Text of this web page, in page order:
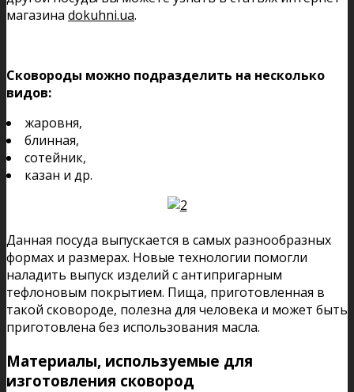
магазина dokuhni.ua.
Сковороды можно подразделить на несколько
видов:
жаровня,
блинная,
сотейник,
казан и др.
Данная посуда выпускается в самых разнообразных
формах и размерах. Новые технологии помогли
наладить выпуск изделий с антипригарным
тефлоновым покрытием. Пища, приготовленная в
такой сковороде, полезна для человека и может быть
приготовлена без использования масла.
Материалы, используемые для
изготовления сковород